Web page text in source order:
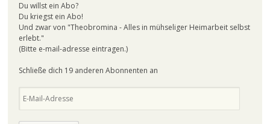
Du willst ein Abo?
Du kriegst ein Abo!
Und zwar von "Theobromina - Alles in mühseliger Heimarbeit selbst
erlebt."
(Bitte e-mail-adresse eintragen.)
Schließe dich 19 anderen Abonnenten an
Mail-
Adresse